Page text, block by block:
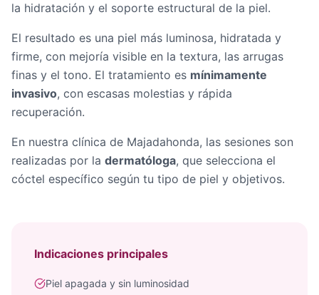
la hidratación y el soporte estructural de la piel.
El resultado es una piel más luminosa, hidratada y
firme, con mejoría visible en la textura, las arrugas
finas y el tono. El tratamiento es mínimamente
invasivo, con escasas molestias y rápida
recuperación.
En nuestra clínica de Majadahonda, las sesiones son
realizadas por la dermatóloga, que selecciona el
cóctel específico según tu tipo de piel y objetivos.
Indicaciones principales
Piel apagada y sin luminosidad